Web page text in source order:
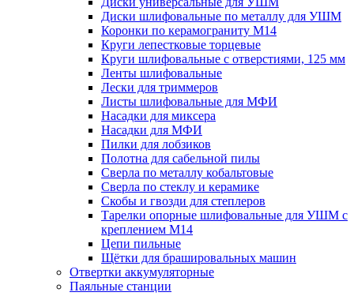
Диски шлифовальные по металлу для УШМ
Коронки по керамограниту M14
Круги лепестковые торцевые
Круги шлифовальные с отверстиями, 125 мм
Ленты шлифовальные
Лески для триммеров
Листы шлифовальные для МФИ
Насадки для миксера
Насадки для МФИ
Пилки для лобзиков
Полотна для сабельной пилы
Сверла по металлу кобальтовые
Сверла по стеклу и керамике
Скобы и гвозди для степлеров
Тарелки опорные шлифовальные для УШМ с
креплением М14
Цепи пильные
Щётки для брашировальных машин
Отвертки аккумуляторные
Паяльные станции